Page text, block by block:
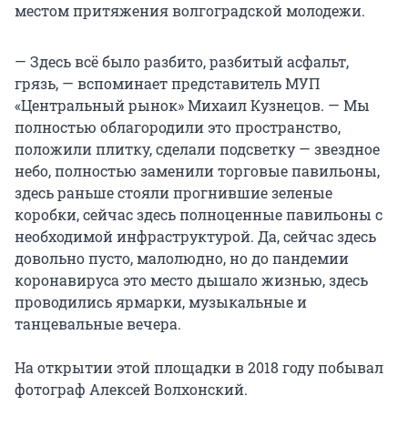
местом притяжения волгоградской молодежи.
— Здесь всё было разбито, разбитый асфальт,
грязь, — вспоминает представитель МУП
«Центральный рынок» Михаил Кузнецов. — Мы
полностью облагородили это пространство,
положили плитку, сделали подсветку — звездное
небо, полностью заменили торговые павильоны,
здесь раньше стояли прогнившие зеленые
коробки, сейчас здесь полноценные павильоны с
необходимой инфраструктурой. Да, сейчас здесь
довольно пусто, малолюдно, но до пандемии
коронавируса это место дышало жизнью, здесь
проводились ярмарки, музыкальные и
танцевальные вечера.
На открытии этой площадки в 2018 году побывал
фотограф Алексей Волхонский.